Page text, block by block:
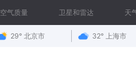
空气质量 卫星和雷达 天
29° 北京市 32° 上海市